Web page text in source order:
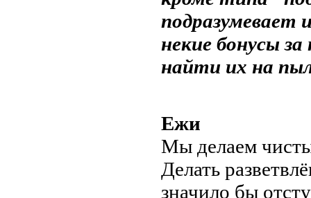
подразумевает
некие бонусы
найти их на
Ежи
Мы делаем
Делать
значило бы